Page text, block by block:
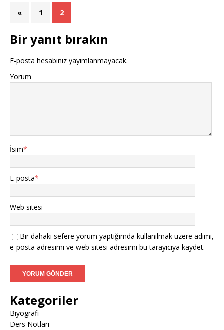
« 1 2
Bir yanıt bırakın
E-posta hesabınız yayımlanmayacak.
Yorum
İsim*
E-posta*
Web sitesi
Bir dahaki sefere yorum yaptığımda kullanılmak üzere adımı,
e-posta adresimi ve web sitesi adresimi bu tarayıcıya kaydet.
Kategoriler
Biyografi
Ders Notları